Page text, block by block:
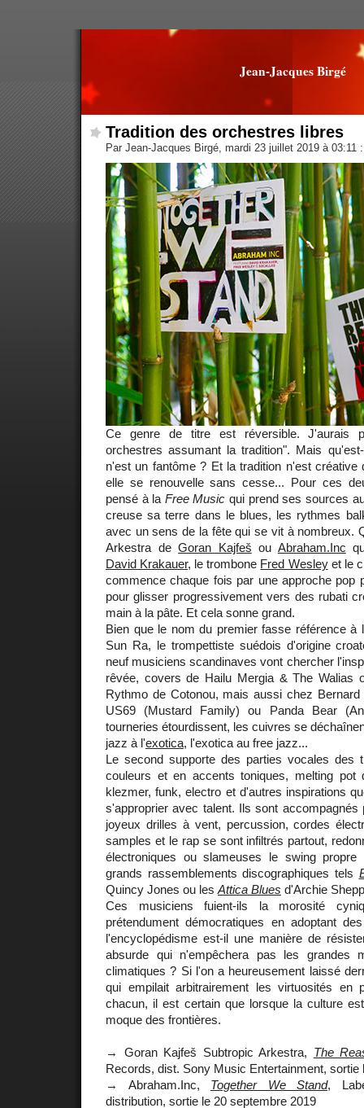
Jean-Jacques Birgé
Tradition des orchestres libres
Par Jean-Jacques Birgé, mardi 23 juillet 2019 à 03:11
Ce genre de titre est réversible. J'aurais
orchestres assumant la tradition". Mais
n'est un fantôme ? Et la tradition n'est créative
elle se renouvelle sans cesse... Pour ces
pensé à la Free Music qui prend ses sources
creuse sa terre dans le blues, les rythmes
avec un sens de la fête qui se vit à nombreux.
Arkestra deGoran Kajfeš ou Abraham.Inc
David Krakauer, le trombone Fred Wesleyet le
commence chaque fois par une approche pop
pour glisser progressivement vers des rubati
main à la pâte. Et cela sonne grand.
Bien que le nom du premier fasse référence à
Sun Ra, le trompettiste suédois d'origine
neuf musiciens scandinaves vont chercher
rêvée, covers de Hailu Mergia & The Walias
Rythmo de Cotonou, mais aussi chez
US69 (Mustard Family) ou Panda Bear
tourneries étourdissent, les cuivres se
jazz à l'exotica, l'exotica au free jazz...
Le second supporte des parties vocales des
couleurs et en accents toniques, melting pot
klezmer, funk, electro et d'autres inspirations
s'approprier avec talent. Ils sont accompagnés
joyeux drilles à vent, percussion, cordes
samples et le rap se sont infiltrés partout,
électroniques ou slameuses le swing
grands rassemblements discographiques tels
Quincy Jones ou les Attica Blues d'Archie
Ces musiciens fuient-ils la morosité
prétendument démocratiques en adoptant
l'encyclopédisme est-il une manière de
absurde qui n'empêchera pas les grandes
climatiques ? Si l'on a heureusement laissé
qui empilait arbitrairement les virtuosités en
chacun, il est certain que lorsque la culture
moque des frontières.
→ Goran Kajfeš Subtropic Arkestra, The
Records, dist. Sony Music Entertainment, sortie
→ Abraham.Inc, Together We Stand,
distribution, sortie le 20 septembre 2019